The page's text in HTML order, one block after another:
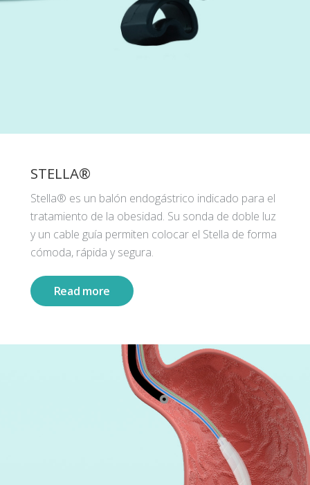
STELLA®
Stella® es un balón endogástrico indicado para el
tratamiento de la obesidad. Su sonda de doble luz
y un cable guía permiten colocar el Stella de forma
cómoda, rápida y segura.
Read more